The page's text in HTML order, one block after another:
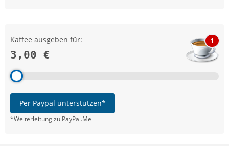
Kaffee ausgeben für:
3,00 €
1
Per Paypal unterstützen*
*Weiterleitung zu PayPal.Me